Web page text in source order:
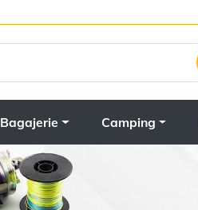
Bagajerie Camping